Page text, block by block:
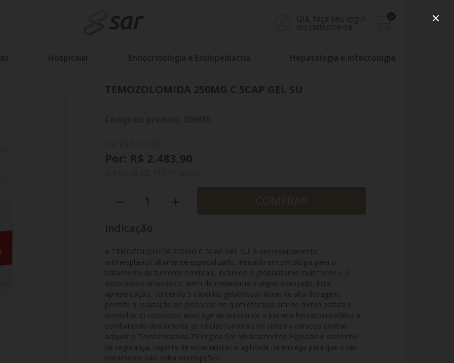
Olá, faça seu login
ou cadastre-se
0
Hospitalar Endocrinologia e Endopediatria Hepatologia e Infectologia
TEMOZOLOMIDA 250MG C 5CAP GEL SU
Por: R$ 2.483,90
Indicação
A TEMOZOLOMIDA 250MG C 5CAP GEL SU, é um medicamento
antineoplásico altamente especializado, indicado em oncologia para o
tratamento de tumores cerebrais, incluindo o glioblastoma multiforme e o
astrocitoma anaplásico, além do melanoma maligno avançado. Esta
apresentação, contendo 5 cápsulas gelatinosas duras de alta dosagem,
permite a realização do protocolo de quimioterapia oral de forma prática e
domiciliar. O composto ativo age atravessando a barreira hematoencefálica e
combatendo diretamente as células tumorais no sistema nervoso central.
Adquirir a Temozolomida 250mg na Sar Medicamentos Especiais é sinônimo
de segurança, suporte de especialistas e agilidade na entrega para que o seu
tratamento não sofra interrupções.